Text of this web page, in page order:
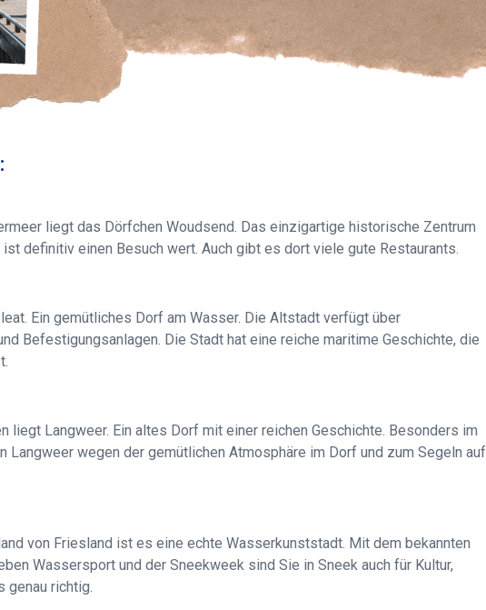
liegt das Dörfchen Woudsend. Das einzigartige historische Zentrum
definitiv einen Besuch wert. Auch gibt es dort viele gute Restaurants.
Ein gemütliches Dorf am Wasser. Die Altstadt verfügt über
Befestigungsanlagen. Die Stadt hat eine reiche maritime Geschichte, die
liegt Langweer. Ein altes Dorf mit einer reichen Geschichte. Besonders im
Langweer wegen der gemütlichen Atmosphäre im Dorf und zum Segeln auf
von Friesland ist es eine echte Wasserkunststadt. Mit dem bekannten
Wassersport und der Sneekweek sind Sie in Sneek auch für Kultur,
genau richtig.